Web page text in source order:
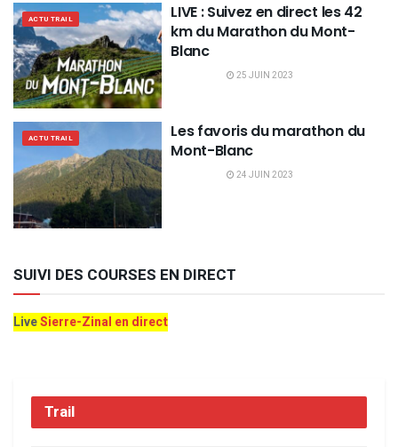
ACTU TRAIL
LIVE : Suivez en direct les 42
km du Marathon du Mont-
Blanc
25 JUIN 2023
ACTU TRAIL
Les favoris du marathon du
Mont-Blanc
24 JUIN 2023
SUIVI DES COURSES EN DIRECT
LiveSierre-Zinal en direct
Trail